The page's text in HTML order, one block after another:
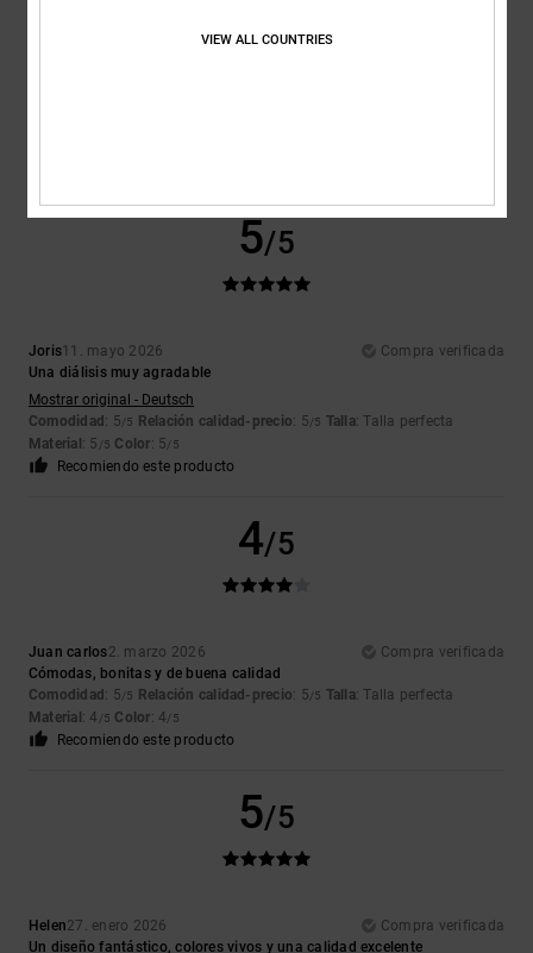
5/5
Joris11. mayo 2026
Compra verificada
Una diálisis muy agradable
Mostrar original - Deutsch
Comodidad : 5/5 Relación calidad-precio: 5/5 Talla: Talla perfecta
Material : 5 /5 Color: 5/5
Recomiendo este producto
4/5
Juan carlos2. marzo 2026
Compra verificada
Cómodas, bonitas y de buena calidad
Comodidad : 5/5 Relación calidad-precio: 5/5 Talla: Talla perfecta
Material : 4 /5 Color: 4/5
Recomiendo este producto
5/5
Helen27. enero 2026
Compra verificada
Un diseño fantástico, colores vivos y una calidad excelente
VIEW ALL COUNTRIES